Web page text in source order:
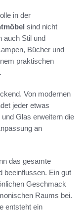
in der
sind nicht
auch Stil und
Bücher und
praktischen
Von modernen
jeder etwas
Glas erweitern die
an
das gesamte
beeinflussen. Ein gut
Geschmack
Raums bei.
entsteht ein